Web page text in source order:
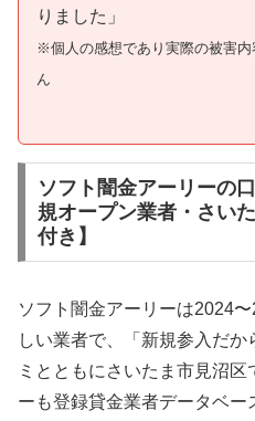
りました」
※個人の感想であり実際の被害
ん
ソフト闇金アーリーの
規オープン業者・さい
付き】
ソフト闇金アーリーは2024
しい業者で、「新規参入だ
ミとともにさいたま市見沼
ーも登録貸金業者データベ